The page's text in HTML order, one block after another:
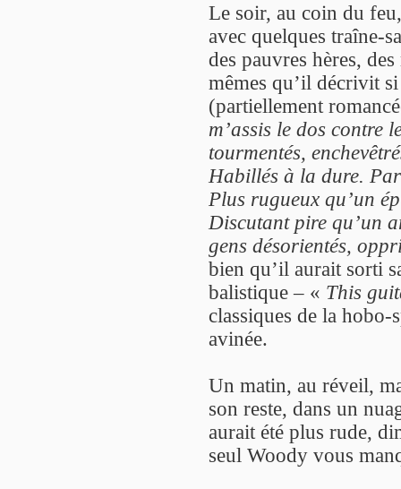
Le soir, au coin du
avec quelques traîne-
des pauvres hères,
mêmes qu’il décrivit
(partiellement
m’assis le dos contre
tourmentés,
Habillés à la dure.
Plus rugueux qu’un
Discutant pire qu’un
gens désorientés,
bien qu’il aurait sorti
balistique – « This
classiques de la
avinée.
Un matin, au réveil,
son reste, dans un
aurait été plus rude,
seul Woody vous